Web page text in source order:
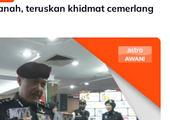
teruskan khidmat cemerlang